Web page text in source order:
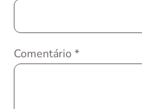
Comentário *